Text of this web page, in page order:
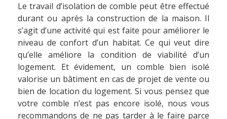
Le travail d’isolation de comble peut être effectué
durant ou après la construction de la maison. Il
s’agit d’une activité qui est faite pour améliorer le
niveau de confort d’un habitat. Ce qui veut dire
qu’elle améliore la condition de viabilité d’un
logement. Et évidement, un comble bien isolé
valorise un bâtiment en cas de projet de vente ou
bien de location du logement. Si vous pensez que
votre comble n’est pas encore isolé, nous vous
recommandons de ne pas tarder à le faire parce